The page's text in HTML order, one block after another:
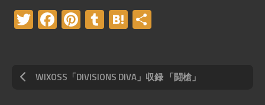
Twitter
Facebook
Pinterest
TumblrHatena
WIXOSS「DIVISIONS DIVA」収録 「闘槍」